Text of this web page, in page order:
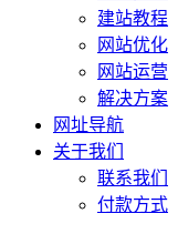
建站教程
网站优化
网站运营
解决方案
网址导航
关于我们
联系我们
付款方式